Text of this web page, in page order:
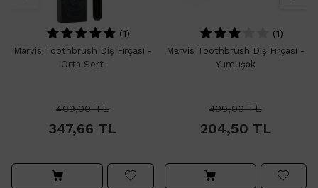
(1)
Marvis Toothbrush Diş Fırçası -
Orta Sert
409,00TL
347,66 TL
(1)
Marvis Toothbrush Diş Fırçası -
Yumuşak
409,00TL
204,50 TL